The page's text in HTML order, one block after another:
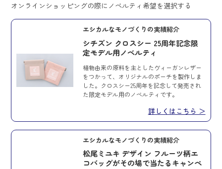
オンラインショッピングの際にノベルティ希望を選択する
エシカルなモノづくりの実績紹介
シチズン クロスシー 25周年記念限
定モデル用ノベルティ
植物由来の原料を主としたヴィーガンレザー
をつかって、オリジナルのポーチを製作しま
した。クロスシー25周年を記念して発売され
た限定モデル用のノベルティです。
詳しくはこちら ＞
エシカルなモノづくりの実績紹介
松尾ミユキ デザイン フルーツ柄エ
コバッグがその場で当たるキャンペ